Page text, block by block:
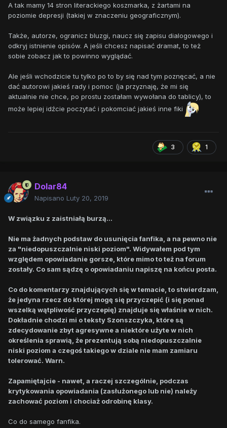
A tak mamy 14 stron literackiego koszmarka, z żartami na
poziomie depresji (takiej w znaczeniu geograficznym).
Także, autorze, ogranicz bluzgi, naucz się zapisu dialogowego i
odkryj istnienie opisów. A jeśli chcesz napisać dramat, to też
sobie zobacz jak to powinno wyglądać.
Ale jeśli wchodzicie tu tylko po to by się nad tym poznęcać, a nie
dać autorowi jakieś rady i pomoc (ja przyznaję, że mi się
aktualnie nie chce, po prostu zostałam wywołana do tablicy), to
może lepiej idźcie poczytać i pokomciać jakieś inne fiki
3 1
Dolar84
Napisano Luty 20, 2019
W związku z zaistniałą burzą...
Nie ma żadnych podstaw do usunięcia fanfika, a na pewno nie
za "niedopuszczalnie niski poziom". Widywałem pod tym
względem opowiadanie gorsze, które mimo to też na forum
zostały. Co sam sądzę o opowiadaniu napiszę na końcu posta.
Co do komentarzy znajdujących się w temacie, to stwierdzam,
że jedyna rzecz do której mogę się przyczepić (i się ponad
wszelką wątpliwość przyczepię) znajduje się właśnie w nich.
Dokładnie chodzi mi o teksty Szonszczyka, które są
zdecydowanie zbyt agresywne a niektóre użyte w nich
określenia sprawią, że prezentują sobą niedopuszczalnie
niski poziom a czegoś takiego w dziale nie mam zamiaru
tolerować. Warn.
Zapamiętajcie - nawet, a raczej szczególnie, podczas
krytykowania opowiadania (zasłużonego lub nie) należy
zachować poziom i chociaż odrobinę klasy.
Co do samego fanfika.